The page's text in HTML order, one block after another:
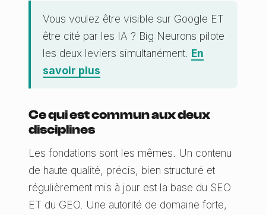
Vous voulez être visible sur Google ET
être cité par les IA ? Big Neurons pilote
les deux leviers simultanément. En
savoir plus
Ce qui est commun aux deux
disciplines
Les fondations sont les mêmes. Un contenu
de haute qualité, précis, bien structuré et
régulièrement mis à jour est la base du SEO
ET du GEO. Une autorité de domaine forte,